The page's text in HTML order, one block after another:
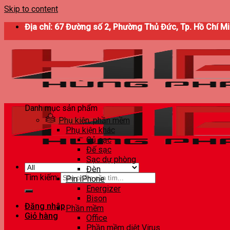
Skip to content
Địa chỉ: 67 Đường số 2, Phường Thủ Đức, Tp. Hồ Chí
Tìm kiếm:
Đăng nhập
Giỏ hàng
Danh mục sản phẩm
Phụ kiện, phần mềm
Phụ kiện khác
Củ sạc
Đế sạc
Sạc dự phòng
Đèn
Pin iPhone
Energizer
Bison
Phần mềm
Office
Phần mềm diệt Virus